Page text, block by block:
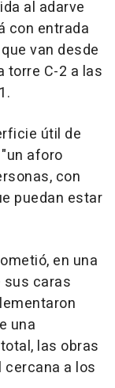
al adarve
con entrada
van desde
torre C-2 a las
útil de
aforo
con
puedan estar
en una
sus caras
una
las obras
a los